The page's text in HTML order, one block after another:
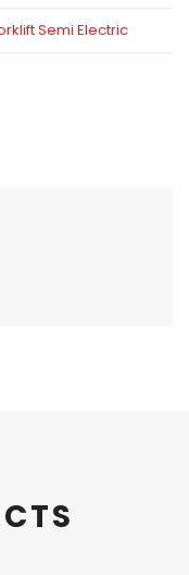
Semi Electric